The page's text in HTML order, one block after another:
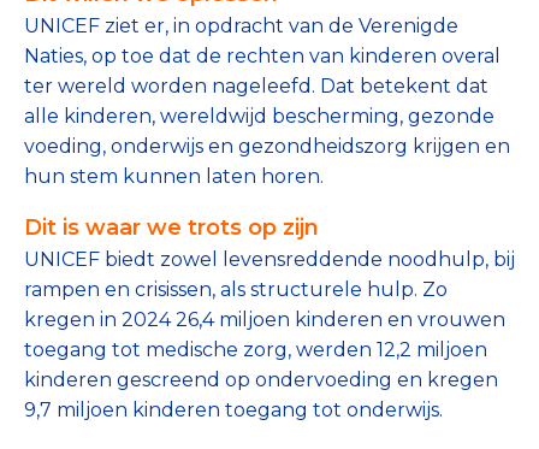
Data & Onderzoek
Betrouwbare data over goede doelen
CBF-publicaties
Het Nederlandse Donateurspanel
Contact & Signalen
Check keurmerk goede doelen
UNICEF ziet er, in opdracht van de Verenigde
Naties, op toe dat de rechten van kinderen overal
ter wereld worden nageleefd. Dat betekent dat
alle kinderen, wereldwijd bescherming, gezonde
voeding, onderwijs en gezondheidszorg krijgen en
hun stem kunnen laten horen.
Dit is waar we trots op zijn
UNICEF biedt zowel levensreddende noodhulp, bij
rampen en crisissen, als structurele hulp. Zo
kregen in 2024 26,4 miljoen kinderen en vrouwen
toegang tot medische zorg, werden 12,2 miljoen
kinderen gescreend op ondervoeding en kregen
9,7 miljoen kinderen toegang tot onderwijs.